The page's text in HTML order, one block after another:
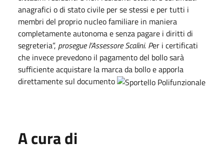
anagrafici o di stato civile per se stessi e per tutti i
membri del proprio nucleo familiare in maniera
completamente autonoma e senza pagare i diritti di
segreteria”, prosegue l’Assessore Scalini. Per i certificati
che invece prevedono il pagamento del bollo sarà
sufficiente acquistare la marca da bollo e apporla
direttamente sul documento
A cura di